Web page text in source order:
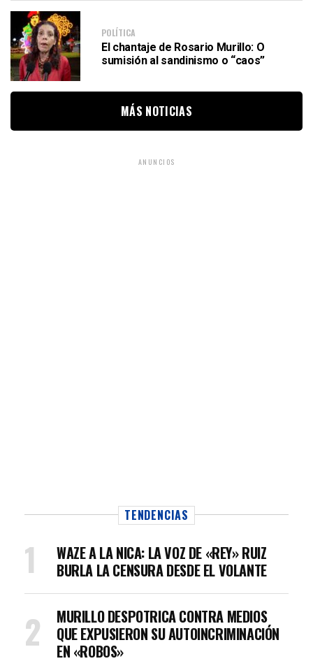
POLÍTICA
El chantaje de Rosario Murillo: O
sumisión al sandinismo o “caos”
MÁS NOTICIAS
ANUNCIOS
TENDENCIAS
WAZE A LA NICA: LA VOZ DE «REY» RUIZ
BURLA LA CENSURA DESDE EL VOLANTE
MURILLO DESPOTRICA CONTRA MEDIOS
QUE EXPUSIERON SU AUTOINCRIMINACIÓN
EN «ROBOS»